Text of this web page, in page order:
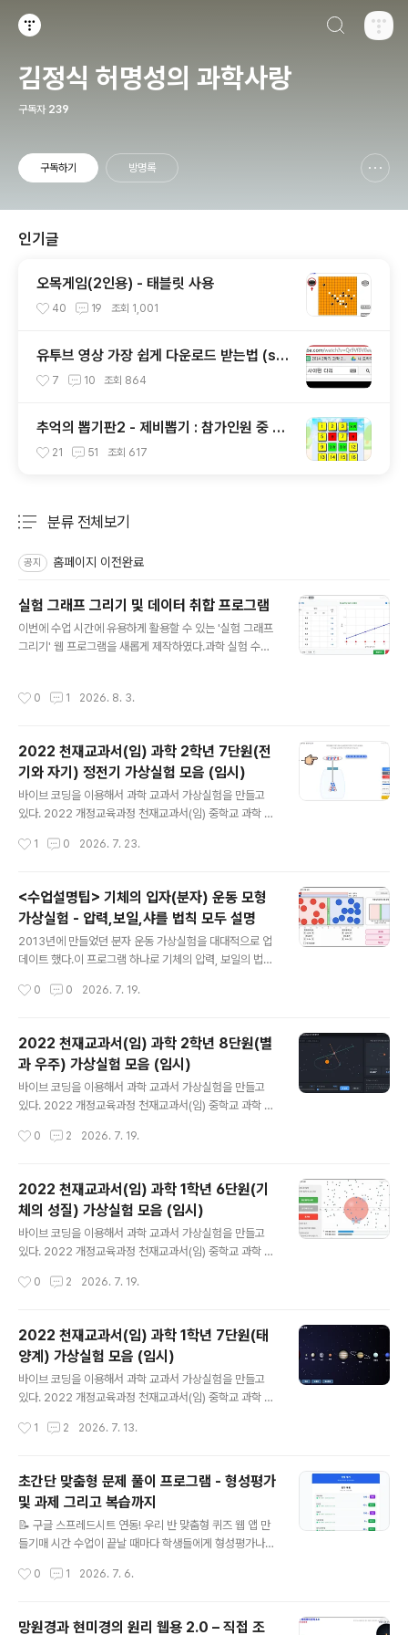
김정식 허명성의 과학사랑
구독자 239
구독하기 방명록
인기글
오목게임(2인용) - 태블릿 사용
40 19 조회 1,001
유투브 영상 가장 쉽게 다운로드 받는법 (ss
만 추가)
7 10 조회 864
추억의 뽑기판2 - 제비뽑기 : 참가인원 중 원
하는 인원 또는 발표자 선정
21 51 조회 617
분류 전체보기
공지 홈페이지 이전완료
실험 그래프 그리기 및 데이터 취합 프로그램
이번에 수업 시간에 유용하게 활용할 수 있는 '실험 그래프
그리기' 웹 프로그램을 새롭게 제작하였다.과학 실험 수업
매우 중요하다. 하지만 칠판에 일일이 적거나 엑셀로 취합
일 좋지만, 종이를 사용하지 않고도 이 프로그램은 스마트
폰, 태블릿, PC 등 어떤 기기에서든 완벽하게 작동하며, 학
생들이 입력한 데이터를 구글 스프레드시트로 실시간 취합
하여 교사용 화면에서 모든 모둠의 그래프를 한눈에 겹쳐
원하는 실험 주제에 맞게 수정하여 사용하실..
0 1 2026. 8. 3.
2022 천재교과서(임) 과학 2학년 7단원(전
기와 자기) 정전기 가상실험 모음 (임시)
바이브 코딩을 이용해서 과학 교과서 가상실험을 만들고
있다. 2022 개정교육과정 천재교과서(임) 중학교 과학 교
다.(물론 다른 과학 교과서도 2022 개정교육과정에서는
다. )아래는 7단원 교과서 pdf 파일이다. 저화질로 압축해
놓은 파일이다. 원본 파일은 천재교과서 사이트에 가서 다
운 받을 수 있다.아래 링크로 들어가면 전자교과서를 바로
볼 수 있습니다. https://cdata2.tsherpa.co.kr/eboo
k/tsherpa/22/22ebook_M/EB2022GC2NN_02_8
nURL=..%2F..%2Fresou..
1 0 2026. 7. 23.
<수업설명팁> 기체의 입자(분자) 운동 모형
가상실험 - 압력,보일,샤를 법칙 모두 설명
2013년에 만들었던 분자 운동 가상실험을 대대적으로 업
데이트 했다.이 프로그램 하나로 기체의 압력, 보일의 법칙,
수 있다. 아래 링크에서 실행하면 된다. https://sciencej
motion2.html1. 수업시간에 활용방법 공기를 넣은 풍선
을 보여주면서 질문한다. 이 풍선은 왜 더 이상 부풀어 오르
지 않는 것일까? 이 풍선을 더 부풀어 오르게 하려면 어떻
게 해야 할까?풍선 안쪽과 바깥쪽의 충돌횟수가 같아질때
까지 풍선은 부풀어 오른다. 따라서 풍선을 더 부풀게 하려
의 충돌횟수를 줄이면 된다. 풍선에 바람을..
0 0 2026. 7. 19.
2022 천재교과서(임) 과학 2학년 8단원(별
과 우주) 가상실험 모음 (임시)
바이브 코딩을 이용해서 과학 교과서 가상실험을 만들고
있다. 2022 개정교육과정 천재교과서(임) 중학교 과학 교
다.(물론 다른 과학 교과서도 2022 개정교육과정에서는
다. )아래는 6단원 교과서 pdf 파일이다. 저화질로 압축해
놓은 파일이다. 원본 파일은 천재교과서 사이트에 가서 다
운 받을 수 있다.아래 링크로 들어가면 전자교과서를 바로
볼 수 있습니다. https://cdata2.tsherpa.co.kr/eboo
k/tsherpa/22/22ebook_M/EB2022GC2NN_02_8
nURL=..%2F..%2Fresou..
0 2 2026. 7. 19.
2022 천재교과서(임) 과학 1학년 6단원(기
체의 성질) 가상실험 모음 (임시)
바이브 코딩을 이용해서 과학 교과서 가상실험을 만들고
있다. 2022 개정교육과정 천재교과서(임) 중학교 과학 교
다.(물론 다른 과학 교과서도 2022 개정교육과정에서는
다. )아래는 6단원 교과서 pdf 파일이다. 저화질로 압축해
놓은 파일이다. 원본 파일은 천재교과서 사이트에 가서 다
운 받을 수 있다.아래 링크로 들어가면 전자교과서를 바로
볼 수 있습니다. https://cdata2.tsherpa.co.kr/eboo
k/tsherpa/22/22ebook_M/EB2022GC2NN_02_7
nURL=..%2F..%2Fresou..
0 2 2026. 7. 19.
2022 천재교과서(임) 과학 1학년 7단원(태
양계) 가상실험 모음 (임시)
바이브 코딩을 이용해서 과학 교과서 가상실험을 만들고
있다. 2022 개정교육과정 천재교과서(임) 중학교 과학 교
다.(물론 다른 과학 교과서도 2022 개정교육과정에서는
놓은 파일이다. 원본 파일은 천재교과서 사이트에 가서 다
운 받을 수 있다.아래 링크로 들어가면 전자교과서를 바로
볼 수 있습니다. https://cdata2.tsherpa.co.kr/eboo
k/tsherpa/22/22ebook_M/EB2022GC2NN_02_7
nURL=..%2F..%2Fresou..
1 2 2026. 7. 13.
초간단 맞춤형 문제 풀이 프로그램 - 형성평가
및 과제 그리고 복습까지
📝 구글 스프레드시트 연동! 우리 반 맞춤형 퀴즈 웹 앱 만
들기매 시간 수업이 끝날 때마다 학생들에게 형성평가나
니다.학생들이 매번 회원가입을 하거나 로그인을 해야 하
0 1 2026. 7. 6.
망원경과 현미경의 원리 웹용 2.0 – 직접 조